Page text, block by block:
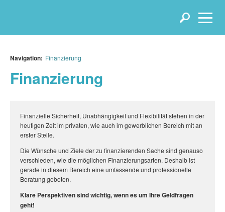
Navigation: Finanzierung
Finanzierung
Finanzielle Sicherheit, Unabhängigkeit und Flexibilität stehen in der
heutigen Zeit im privaten, wie auch im gewerblichen Bereich mit an
erster Stelle.
Die Wünsche und Ziele der zu finanzierenden Sache sind genauso
verschieden, wie die möglichen Finanzierungsarten. Deshalb ist
gerade in diesem Bereich eine umfassende und professionelle
Beratung geboten.
Klare Perspektiven sind wichtig, wenn es um Ihre Geldfragen
geht!